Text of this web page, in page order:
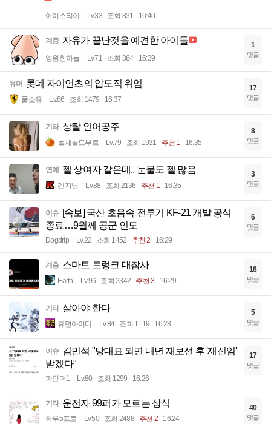
아이스티이 Lv.33 조회 831 16:40
계층 자유가 끝난것을 예견한 아이들
영원한하늘 Lv.71 조회 864 16:39
1
댓글
유머 롯데 자이언츠의 압도적 위엄
풀소유 Lv.86 조회 1479 16:37
17
댓글
기타 상탈 인어공주
돌체콜드부르 Lv.79 조회 1931 추천 1 16:35
8
댓글
연예 젤 상여자 같은데.. 눈물도 젤 많음
겐지님 Lv.88 조회 2136 추천 1 16:35
3
댓글
이슈 [속보] 국산 초음속 전투기 KF-21 개발 공식
종료…9월께 공군 인도
Dogdrip Lv.22 조회 1452 추천 2 16:29
6
댓글
계층 스마트 트렁크 대참사
Earth Lv.96 조회 2342 추천 3 16:29
18
댓글
기타 살아야 한다
휴면아이디 Lv.84 조회 1119 16:28
5
댓글
이슈 김민석 "당대표 되면 내년 재보선 후 '재신임'
받겠다"
파인더1 Lv.80 조회 1299 16:26
17
댓글
기타 운전자 99퍼가 모르는 상식
하루5프로 Lv.50 조회 2488 추천 2 16:24
40
댓글